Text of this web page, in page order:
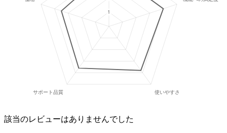
該当のレビューはありませんでした